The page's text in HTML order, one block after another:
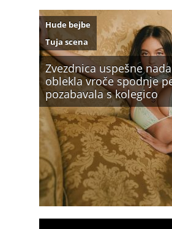
Zvezdnica uspešne
oblekla vroče spodnje
pozabavala s kolegico
Hude bejbe
Tuja scena